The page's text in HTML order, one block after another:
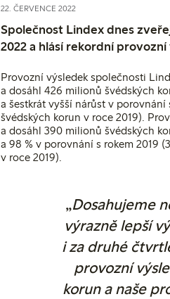
22. ČERVENCE 2022
Společnost Lindex dnes
2022 a hlásí rekordní
Provozní výsledek společnosti
a dosáhl 426 milionů švédských
a šestkrát vyšší nárůst v
švédských korun v roce 2019).
a dosáhl 390 milionů švédských
a 98 % v porovnání s rokem 2019
v roce 2019).
„Dosahujeme
výrazně lepší
i za druhé
provozní
korun a naše